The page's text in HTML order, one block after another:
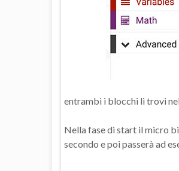
entrambi i blocchi li trovi
Nella fase di start il micro
secondo e poi passerà ad